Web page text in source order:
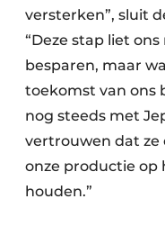
versterken”, sluit
“Deze stap liet
besparen, maar
toekomst van ons
nog steeds met
vertrouwen dat ze
onze productie op
houden.”